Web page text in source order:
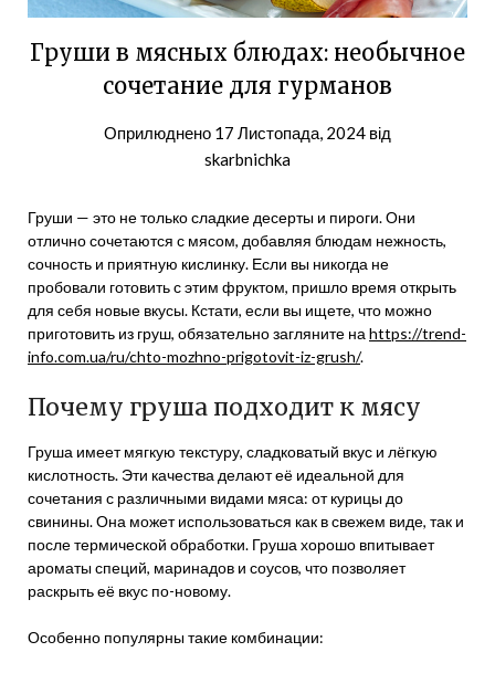
Груши в мясных блюдах: необычное
сочетание для гурманов
Оприлюднено 17 Листопада, 2024 від
skarbnichka
Груши — это не только сладкие десерты и пироги. Они
отлично сочетаются с мясом, добавляя блюдам нежность,
сочность и приятную кислинку. Если вы никогда не
пробовали готовить с этим фруктом, пришло время открыть
для себя новые вкусы. Кстати, если вы ищете, что можно
приготовить из груш, обязательно загляните наhttps://trend-
info.com.ua/ru/chto-mozhno-prigotovit-iz-grush/.
Почему груша подходит к мясу
Груша имеет мягкую текстуру, сладковатый вкус и лёгкую
кислотность. Эти качества делают её идеальной для
сочетания с различными видами мяса: от курицы до
свинины. Она может использоваться как в свежем виде, так и
после термической обработки. Груша хорошо впитывает
ароматы специй, маринадов и соусов, что позволяет
раскрыть её вкус по-новому.
Особенно популярны такие комбинации: